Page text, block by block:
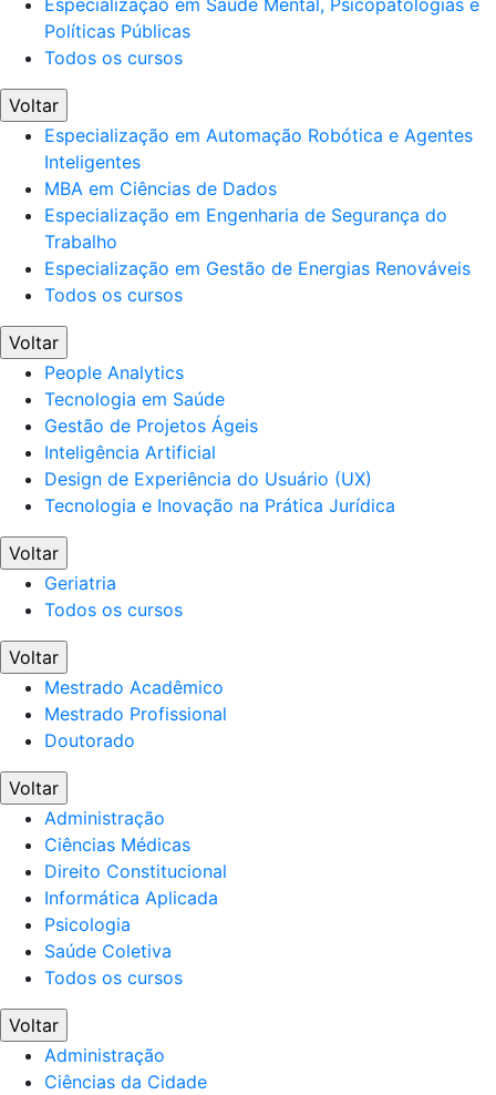
Especialização em Saúde Mental, Psicopatologias e
Políticas Públicas
Todos os cursos
Voltar
Especialização em Automação Robótica e Agentes
Inteligentes
MBA em Ciências de Dados
Especialização em Engenharia de Segurança do
Trabalho
Especialização em Gestão de Energias Renováveis
Todos os cursos
Voltar
People Analytics
Tecnologia em Saúde
Gestão de Projetos Ágeis
Inteligência Artificial
Design de Experiência do Usuário (UX)
Tecnologia e Inovação na Prática Jurídica
Voltar
Geriatria
Todos os cursos
Voltar
Mestrado Acadêmico
Mestrado Profissional
Doutorado
Voltar
Administração
Ciências Médicas
Direito Constitucional
Informática Aplicada
Psicologia
Saúde Coletiva
Todos os cursos
Voltar
Administração
Ciências da Cidade